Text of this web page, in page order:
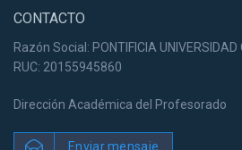
CONTACTO
Razón Social: PONTIFICIA UNIVERSIDAD
RUC: 20155945860
Dirección Académica del Profesorado
Enviar mensaje